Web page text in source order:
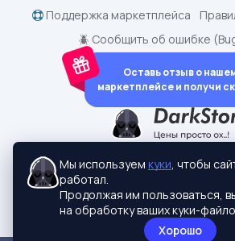
dark.shopping - Маркетплейс
2015-2026 ©
Актуальные адреса:
Поддержка маркетплейса
🪲 Сообщить об ошибке
Оставь отзыв о
маркетплейсе и получи
Мы используем куки, чтобы
работал.
Продолжая им пользоваться,
на обработку ваших куки-
Хорошо